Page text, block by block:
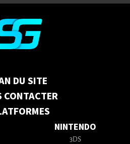
DU SITE
CONTACTER
NINTENDO
3DS